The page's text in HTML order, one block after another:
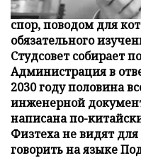
Между студентами и
спор, поводом для
обязательного
Студсовет собирает
Администрация в
2030 году половина
инженерной
написана по-
Физтеха не видят
говорить на языке